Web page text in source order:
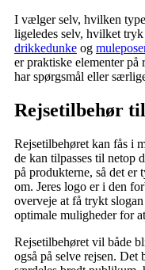
I vælger selv, hvilken
ligeledes selv, hvilket
drikkedunke og
er praktiske elementer
har spørgsmål eller
Rejsetilbehør
Rejsetilbehøret kan fås i
de kan tilpasses til netop
på produkterne, så det
om. Jeres logo er i den
overveje at få trykt
optimale muligheder for
Rejsetilbehøret vil både
også på selve rejsen.